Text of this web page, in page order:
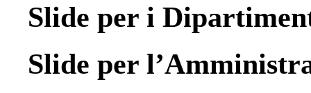
Slide per i
Slide per